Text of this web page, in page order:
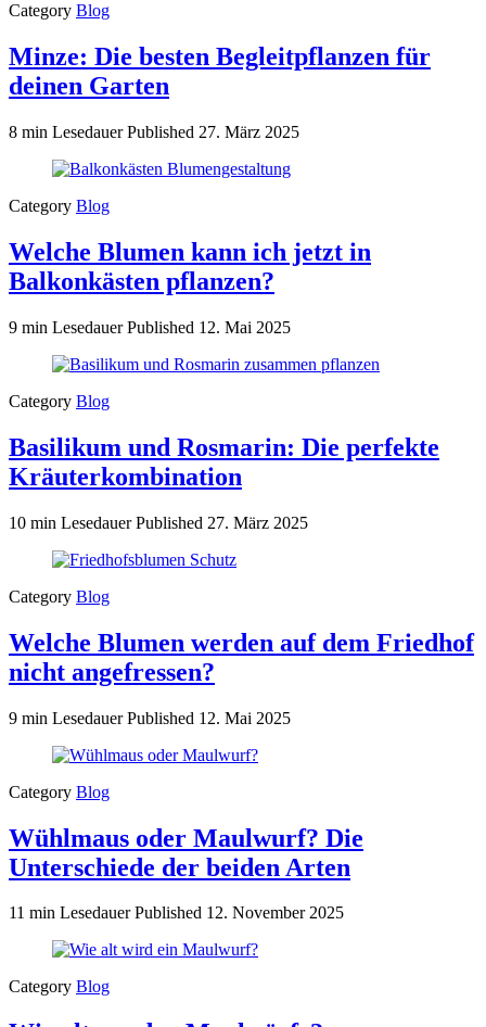
Category Blog
Minze: Die besten Begleitpflanzen für
deinen Garten
8 min LesedauerPublished 27. März 2025
Category Blog
Welche Blumen kann ich jetzt in
Balkonkästen pflanzen?
9 min LesedauerPublished 12. Mai 2025
Category Blog
Basilikum und Rosmarin: Die perfekte
Kräuterkombination
10 min LesedauerPublished 27. März 2025
Category Blog
Welche Blumen werden auf dem Friedhof
nicht angefressen?
9 min LesedauerPublished 12. Mai 2025
Category Blog
Wühlmaus oder Maulwurf? Die
Unterschiede der beiden Arten
11 min LesedauerPublished 12. November 2025
Category Blog